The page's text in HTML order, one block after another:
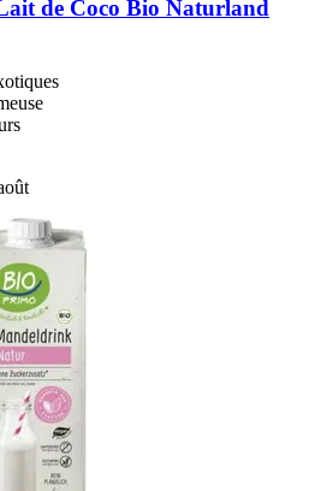
de Coco Bio Naturland